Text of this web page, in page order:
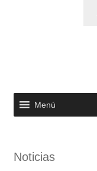
Menú
Noticias